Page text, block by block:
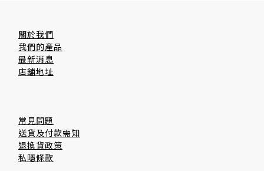
關於我們
我們的產品
最新消息
店舖地址
常見問題
送貨及付款需知
退換貨政策
私隱條款